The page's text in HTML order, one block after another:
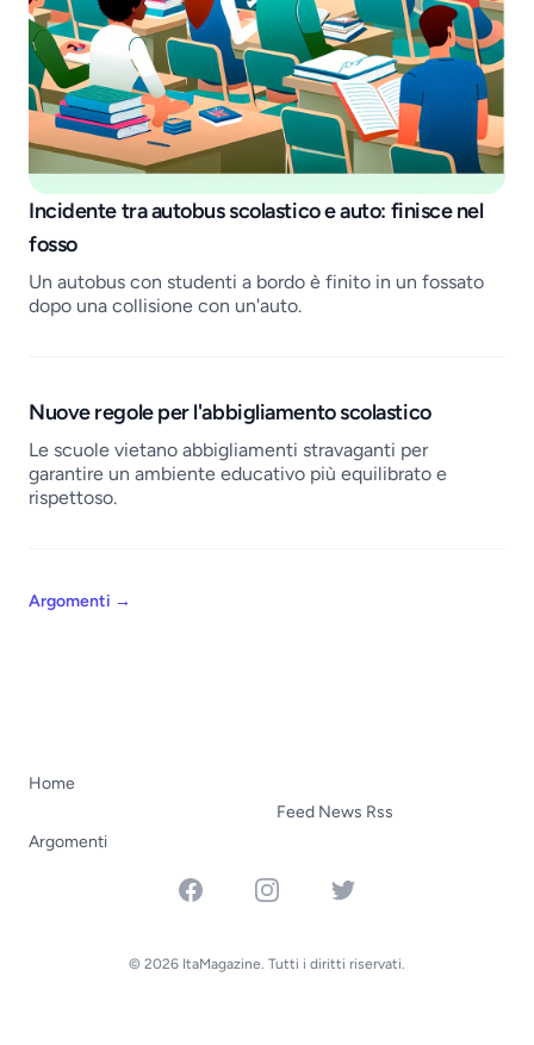
Job openings
Incidente tra autobus scolastico e auto: finisce nel
fosso
Un autobus con studenti a bordo è finito in un fossato
dopo una collisione con un'auto.
Nuove regole per l'abbigliamento scolastico
Le scuole vietano abbigliamenti stravaganti per
garantire un ambiente educativo più equilibrato e
rispettoso.
Argomenti →
Home
Argomenti
Feed News Rss
FacebookInstagramTwitter
© 2026 ItaMagazine. Tutti i diritti riservati.